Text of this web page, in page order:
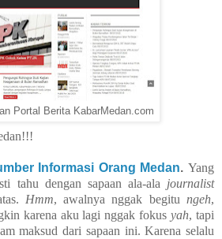
Portal Berita KabarMedan.com
Informasi Orang Medan. Yang
tahu dengan sapaan ala-ala journalist
Hmm, awalnya nggak begitungeh,
karena aku lagi nggak fokusyah, tapi
maksud dari sapaan ini. Karena selalu